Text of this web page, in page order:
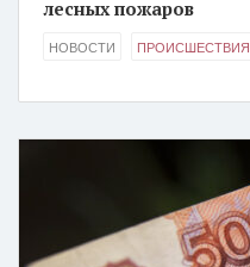
лесных пожаров
НОВОСТИ ПРОИСШЕСТВИЯ